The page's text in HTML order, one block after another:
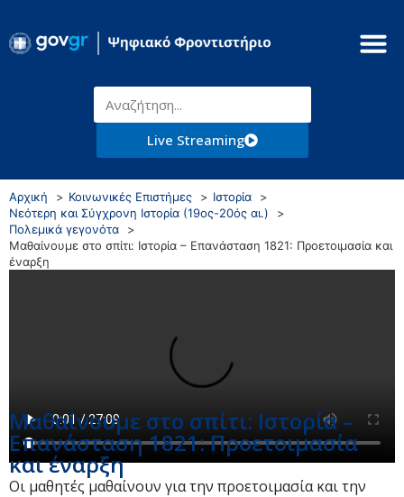
Live Streaming
Αρχική Κοινωνικές Επιστήμες
Ιστορία
Νεότερη και Σύγχρονη Ιστορία (19ος-20ός αι.)
Πολεμικά γεγονότα
Μαθαίνουμε στο σπίτι: Ιστορία – Επανάσταση 1821: Προετοιμασία και
έναρξη
Μαθαίνουμε στο σπίτι: Ιστορία –
Επανάσταση 1821: Προετοιμασία
και έναρξη
Οι μαθητές μαθαίνουν για την προετοιμασία και την